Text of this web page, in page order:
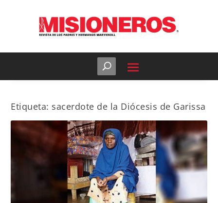
Etiqueta: sacerdote de la Diócesis de Garissa